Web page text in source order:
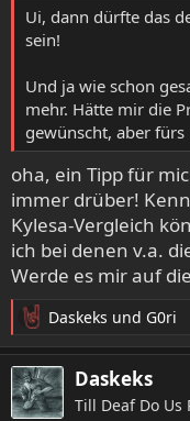
Ui, dann dürfte das
sein!
Und ja wie schon
mehr. Hätte mir die
gewünscht, aber
oha, ein Tipp für
immer drüber!
Kylesa-Vergleich
ich bei denen v.a.
Werde es mir auf
R
e
a
k
t
Daskeks und G0ri
Daskeks
Till Deaf Do Us